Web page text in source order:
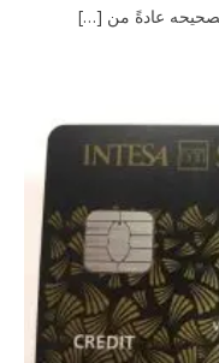
تصحيحه عادةً من […]